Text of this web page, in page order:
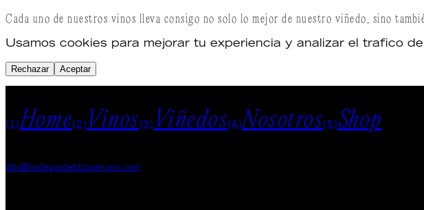
Cada uno de nuestros vinos lleva consigo no solo lo mejor de nuestro viñedo, sino
Usamos cookies para mejorar tu experiencia y analizar el trafico
Rechazar Aceptar
(1)Home(2)Vinos(3)Viñedos(4)Nosotros(5)Shop
dbs@bodegasdeblasserrano.com